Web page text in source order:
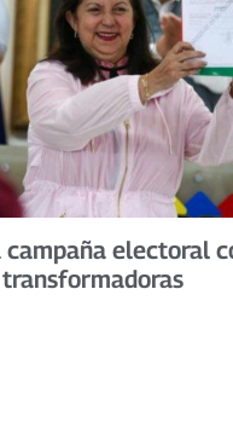
campaña electoral